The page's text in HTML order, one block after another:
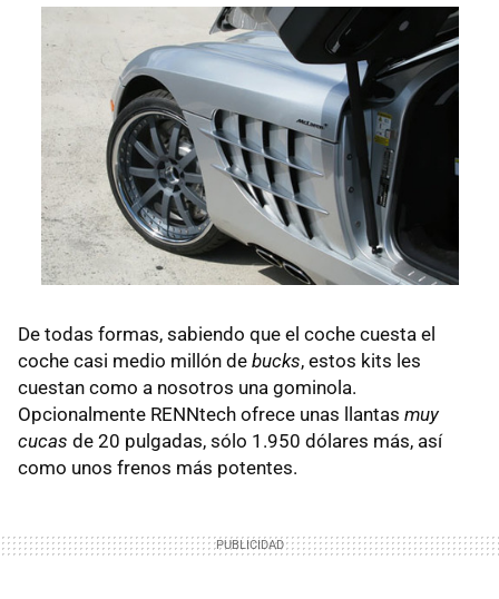
De todas formas, sabiendo que el coche cuesta el
coche casi medio millón de bucks, estos kits les
cuestan como a nosotros una gominola.
Opcionalmente RENNtech ofrece unas llantas muy
cucas de 20 pulgadas, sólo 1.950 dólares más, así
como unos frenos más potentes.